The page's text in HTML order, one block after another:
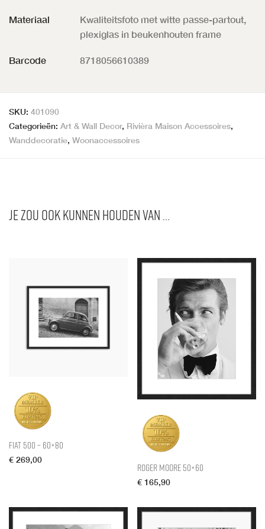
Materiaal
Kwaliteitsfoto met witte passe-partout,
plexiglas in beukenhouten frame
Barcode 8718056610389
SKU: 401090
Categorieën: Art & Wall Decor, Rivièra Maison Accessoires,
Wanddecoratie, Woonaccessoires
Je zou ook kunnen houden van …
Fiat 500 – 60×80
€ 269,00
Roger Moore 50×60
€ 165,90